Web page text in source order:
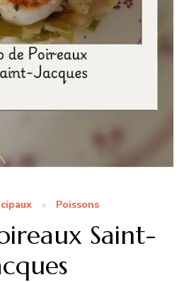
Poissons
Saint-